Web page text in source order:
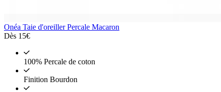
Onéa Taie d'oreiller Percale Macaron
Dès 15€
100% Percale de coton
Finition Bourdon